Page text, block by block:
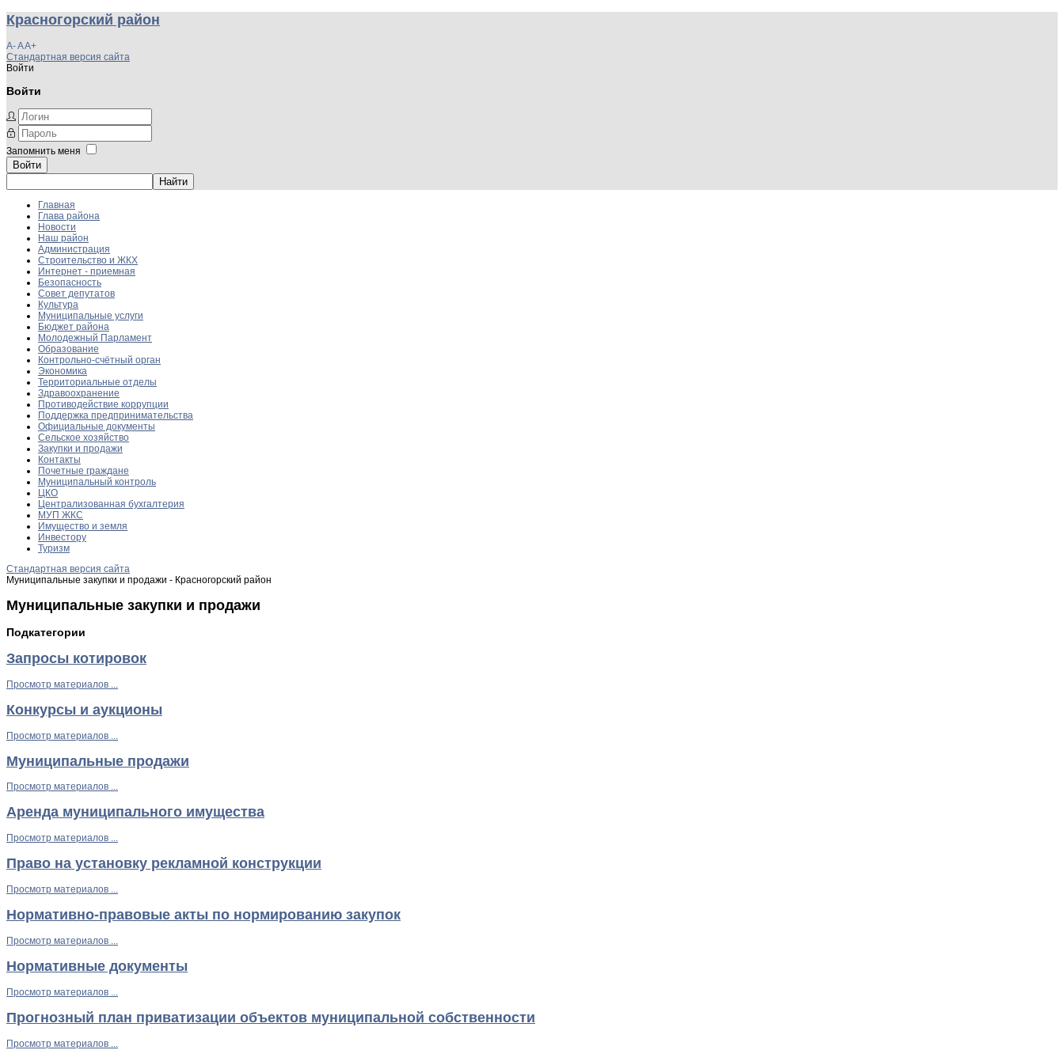
Красногорский район
A-AA+
Стандартная версия сайта
Войти
Войти
Запомнить меня
Войти
Главная
Глава района
Новости
Наш район
Администрация
Строительство и ЖКХ
Интернет - приемная
Безопасность
Совет депутатов
Культура
Муниципальные услуги
Бюджет района
Молодежный Парламент
Образование
Контрольно-счётный орган
Экономика
Территориальные отделы
Здравоохранение
Противодействие коррупции
Поддержка предпринимательства
Официальные документы
Сельское хозяйство
Закупки и продажи
Контакты
Почетные граждане
Муниципальный контроль
ЦКО
Централизованная бухгалтерия
МУП ЖКС
Имущество и земля
Инвестору
Туризм
Стандартная версия сайта
Муниципальные закупки и продажи - Красногорский район
Муниципальные закупки и продажи
Подкатегории
Запросы котировок
Просмотр материалов ...
Конкурсы и аукционы
Просмотр материалов ...
Муниципальные продажи
Просмотр материалов ...
Аренда муниципального имущества
Просмотр материалов ...
Право на установку рекламной конструкции
Просмотр материалов ...
Нормативно-правовые акты по нормированию закупок
Просмотр материалов ...
Нормативные документы
Просмотр материалов ...
Прогнозный план приватизации объектов муниципальной собственности
Просмотр материалов ...